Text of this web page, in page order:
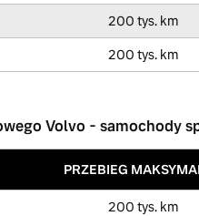
200 tys. km
200 tys. km
Volvo - samochody
PRZEBIEG
200 tys. km